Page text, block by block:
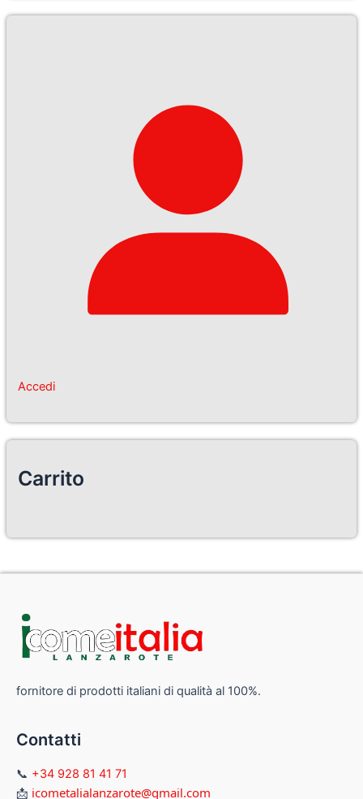
Accedi
Carrito
fornitore di prodotti italiani di qualità al 100%.
Contatti
📞 +34 928 81 41 71
📩 icometalialanzarote@gmail.com